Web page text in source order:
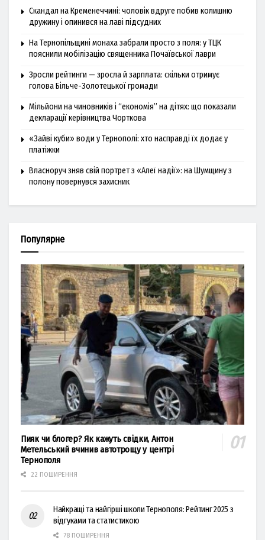
Скандал на Кременеччині: чоловік вдруге побив колишню
дружину і опинився на лаві підсудних
На Тернопільщині монаха забрали просто з поля: у ТЦК
пояснили мобілізацію священника Почаївської лаври
Зросли рейтинги — зросла й зарплата: скільки отримує
голова Більче-Золотецької громади
Мільйони на чиновників і “економія” на дітях: що показали
декларації керівництва Чорткова
«Зайві куби» води у Тернополі: хто насправді їх додає у
платіжки
Власноруч зняв свій портрет з «Алеї надії»: на Шумщину з
полону повернувся захисник
Популярне
Пияк чи блогер? Як кажуть свідки, Антон
Метельський вчинив автотрощу у центрі
Тернополя
22 ПОШИРЕННЯ
Найкращі та найгірші школи Тернополя: Рейтинг 2025 з
відгуками та статистикою
78 ПОШИРЕННЯ